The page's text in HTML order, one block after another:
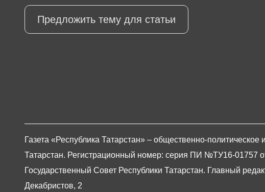
Предложить тему для статьи
Газета «Республика Татарстан» – общественно-
Татарстан. Регистрационный номер: серия ПИ №ТУ16-01757
Государственный Совет Республики Татарстан. Главный
Декабристов, 2